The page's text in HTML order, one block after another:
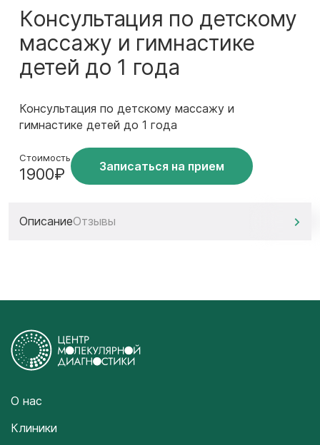
Консультация по детскому
массажу и гимнастике
детей до 1 года
Консультация по детскому массажу и
гимнастике детей до 1 года
Стоимость
1900₽ Записаться на прием
ОписаниеОтзывы
О нас
Клиники